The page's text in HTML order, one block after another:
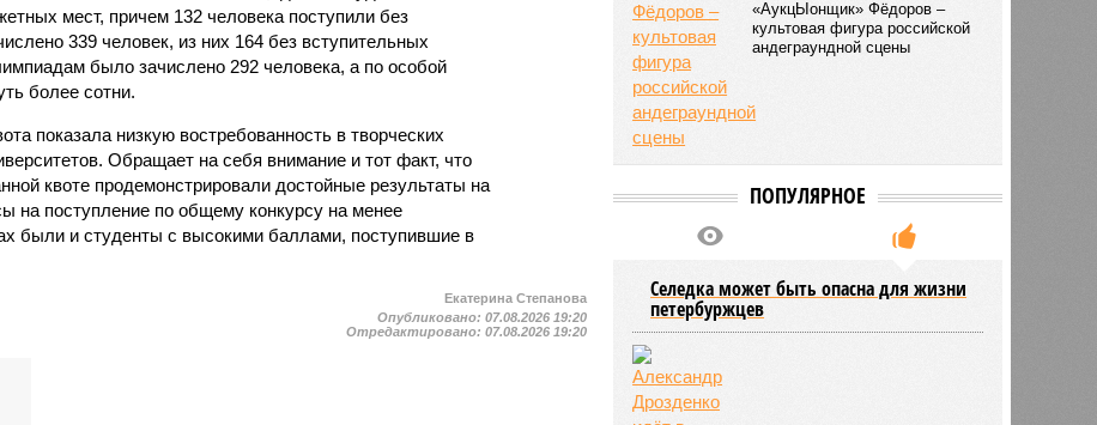
мест, причем 132 человека поступили без
339 человек, из них 164 без вступительных
было зачислено 292 человека, а по особой
более сотни.
показала низкую востребованность в творческих
Обращает на себя внимание и тот факт, что
квоте продемонстрировали достойные результаты на
на поступление по общему конкурсу на менее
были и студенты с высокими баллами, поступившие в
Екатерина Степанова
Опубликовано:07.08.2026 19:20
Отредактировано:07.08.2026 19:20
«АукцЫонщик» Фёдоров –
культовая фигура российской
андеграундной сцены
ПОПУЛЯРНОЕ
Селедка может быть опасна для жизни
петербуржцев